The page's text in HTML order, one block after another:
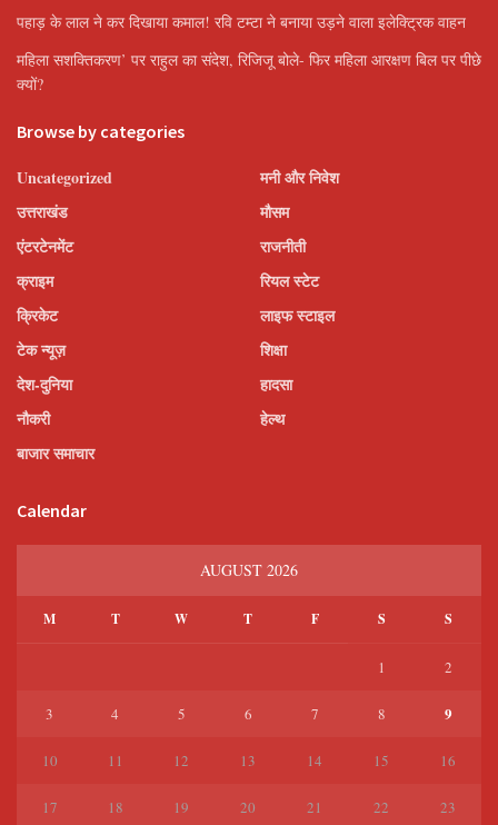
पहाड़ के लाल ने कर दिखाया कमाल! रवि टम्टा ने बनाया उड़ने वाला इलेक्ट्रिक वाहन
महिला सशक्तिकरण’ पर राहुल का संदेश, रिजिजू बोले- फिर महिला आरक्षण बिल पर पीछे
क्यों?
Browse by categories
Uncategorized
उत्तराखंड
एंटरटेनमेंट
क्राइम
क्रिकेट
टेक न्यूज़
देश-दुनिया
नौकरी
बाजार समाचार
मनी और निवेश
मौसम
राजनीती
रियल स्टेट
लाइफ स्टाइल
शिक्षा
हादसा
हेल्थ
Calendar
AUGUST 2026
M T W T F S S
1 2
3 4 5 6 7 8 9
10 11 12 13 14 15 16
17 18 19 20 21 22 23